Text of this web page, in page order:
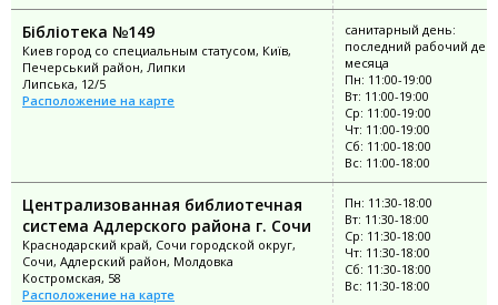
Бібліотека №149
Киев город со специальным статусом, Київ,
Печерський район, Липки
Липська, 12/5
Расположение на карте
санитарный день:
последний рабочий
месяца
Пн: 11:00-19:00
Вт: 11:00-19:00
Ср: 11:00-19:00
Чт: 11:00-19:00
Сб: 11:00-18:00
Вс: 11:00-18:00
Централизованная библиотечная
система Адлерского района г. Сочи
Краснодарский край, Сочи городской округ,
Сочи, Адлерский район, Молдовка
Костромская, 58
Расположение на карте
Пн: 11:30-18:00
Вт: 11:30-18:00
Ср: 11:30-18:00
Чт: 11:30-18:00
Сб: 11:30-18:00
Вс: 11:30-18:00